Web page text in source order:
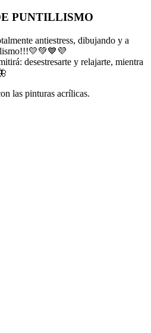
PUNTILLISMO
antiestress, dibujando y a
desestresarte y relajarte, mientra
las pinturas acrílicas.